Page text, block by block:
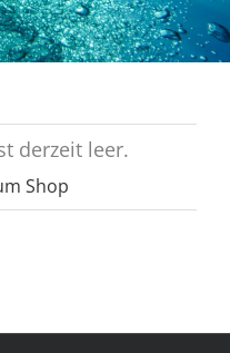
derzeit leer.
Shop